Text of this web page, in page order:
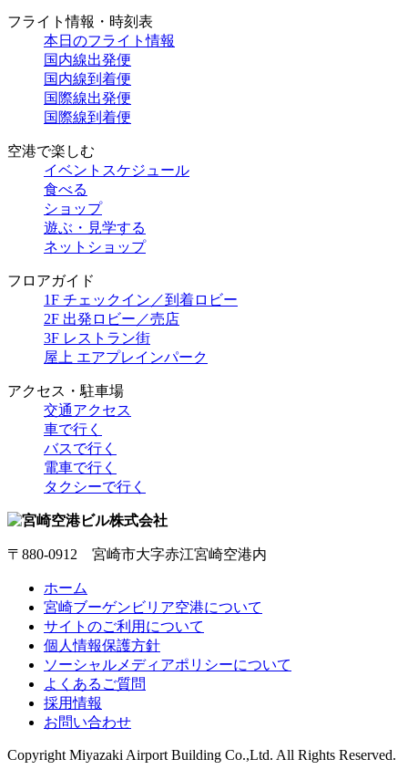
フライト情報・時刻表
本日のフライト情報
国内線出発便
国内線到着便
国際線出発便
国際線到着便
空港で楽しむ
イベントスケジュール
食べる
ショップ
遊ぶ・見学する
ネットショップ
フロアガイド
1F チェックイン／到着ロビー
2F 出発ロビー／売店
3F レストラン街
屋上 エアプレインパーク
アクセス・駐車場
交通アクセス
車で行く
バスで行く
電車で行く
タクシーで行く
〒880-0912 宮崎市大字赤江宮崎空港内
ホーム
宮崎ブーゲンビリア空港について
サイトのご利用について
個人情報保護方針
ソーシャルメディアポリシーについて
よくあるご質問
採用情報
お問い合わせ
Copyright Miyazaki Airport Building Co.,Ltd. All Rights Reserved.